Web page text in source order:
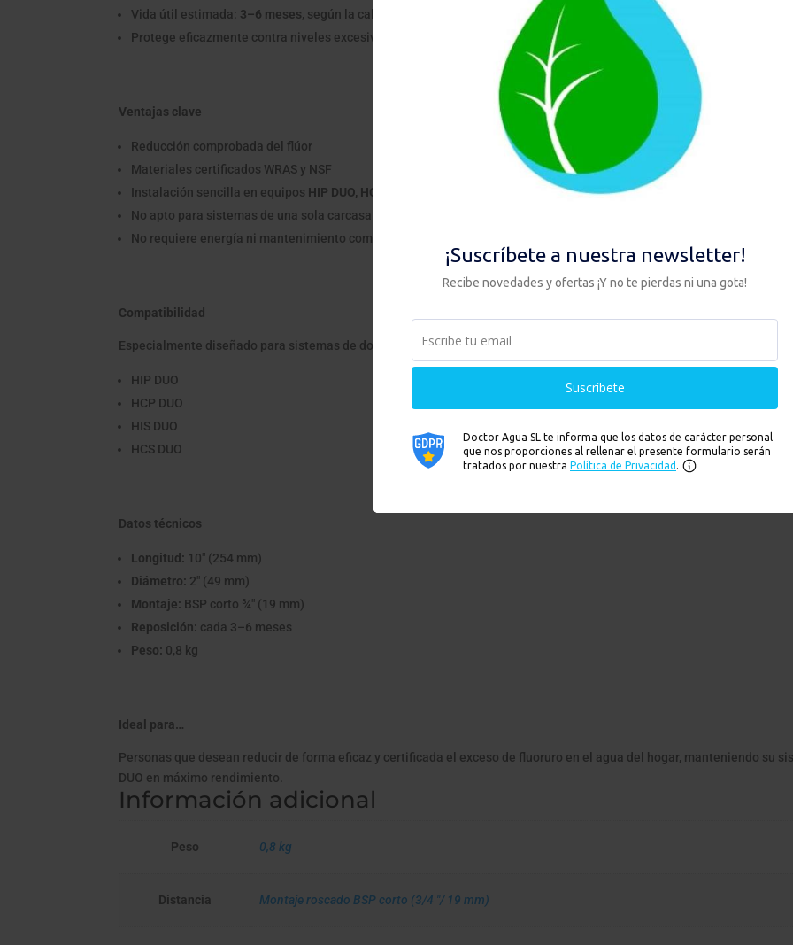
Vida útil estimada: 3–6 meses, según la calidad del agua local
Protege eficazmente contra niveles excesivos que pueden afectar salud, sabor y uso doméstico
Ventajas clave
Reducción comprobada del flúor
Materiales certificados WRAS y NSF
Instalación sencilla en equipos HIP DUO, HCP DUO
y carcasas DUO en general
No apto para sistemas de una sola carcasa
No requiere energía ni mantenimiento complejo
Compatibilidad
Especialmente diseñado para sistemas de doble filtración (DUO):
HIP DUO
HCP DUO
HIS DUO
HCS DUO
Datos técnicos
Longitud: 10" (254 mm)
Diámetro: 2" (49 mm)
Montaje: BSP corto ¾" (19 mm)
Reposición: cada 3–6 meses
Peso: 0,8 kg
Ideal para…
Personas que desean reducir de forma eficaz y certificada el exceso de fluoruro en el agua del hogar, manteniendo su
DUO en máximo rendimiento.
Información adicional
Peso 0,8 kg
Distancia Montaje roscado BSP corto (3/4 "/ 19 mm)